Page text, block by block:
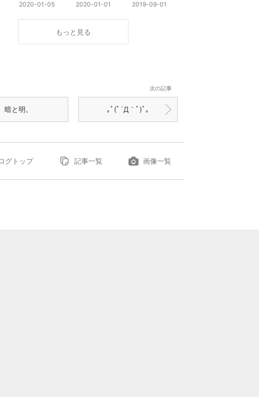
2020-01-05
2020-01-01
2019-09-01
もっと見る
暗と明。
次の記事
｡ﾟ(ﾟ´Д｀ﾟ)ﾟ｡
グトップ 記事一覧 画像一覧